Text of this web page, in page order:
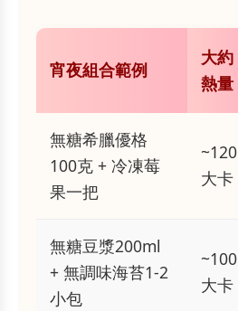
宵夜組合範例
大約
熱量
無糖希臘優格
100克 + 冷凍莓
果一把
~120
大卡
無糖豆漿200ml
+ 無調味海苔1-2
小包
~100
大卡